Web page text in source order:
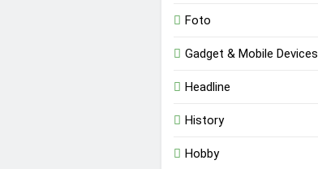
Foto
Gadget & Mobile Devices
Headline
History
Hobby